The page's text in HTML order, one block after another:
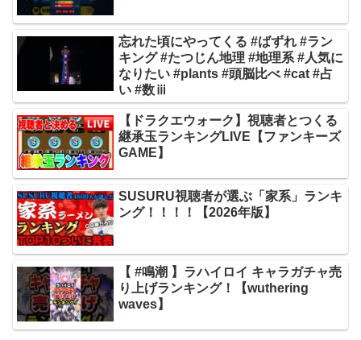
忘れた頃にやってくる #ばずれ #ラン
キング #たつじん地理 #地理系 #人気に
なりたい #plants #頭脳比べ #cat #占
い #数ⅲ
【ドラクエウォーク】視聴者とつくる
継承玉ランキングLIVE【ファンキーズ
GAME】
SUSURU視聴者が選ぶ「家系」ランキ
ング！！！！【2026年版】
【 #鳴潮 】ラハイロイ キャラガチャ売
り上げランキング！【wuthering
waves】